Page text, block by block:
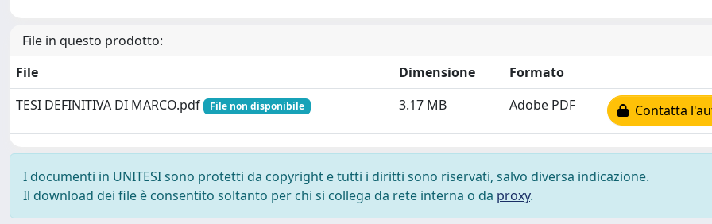
File in questo prodotto:
File
Dimensione
Formato
TESI DEFINITIVA DI MARCO.pdf
File non disponibile 3.17 MB Adobe PDF Contatta
I documenti in UNITESI sono protetti da copyright e tutti i diritti sono riservati, salvo diversa indicazione.
Il download dei file è consentito soltanto per chi si collega da rete interna o da proxy.